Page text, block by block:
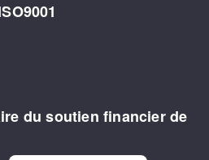
du soutien financier de